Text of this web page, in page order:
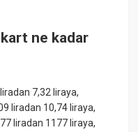
ne kadar
7,32 liraya,
liradan 10,74 liraya,
liradan 1177 liraya,